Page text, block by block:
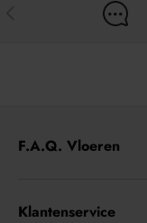
F.A.Q. Vloeren
Klantenservice